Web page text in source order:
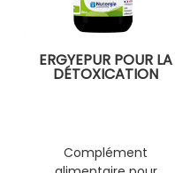
ERGYEPUR POUR LA
DÉTOXICATION
Complément